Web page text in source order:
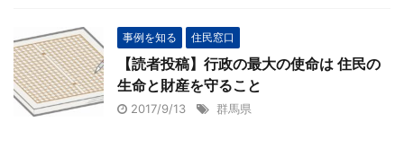
事例を知る 住民窓口
【読者投稿】行政の最大の使命は 住民の
生命と財産を守ること
2017/9/13 群馬県